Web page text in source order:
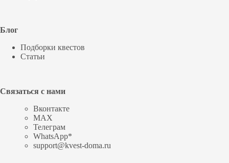
Блог
Подборки квестов
Статьи
Связаться с нами
Вконтакте
MAX
Телеграм
WhatsApp*
support@kvest-doma.ru